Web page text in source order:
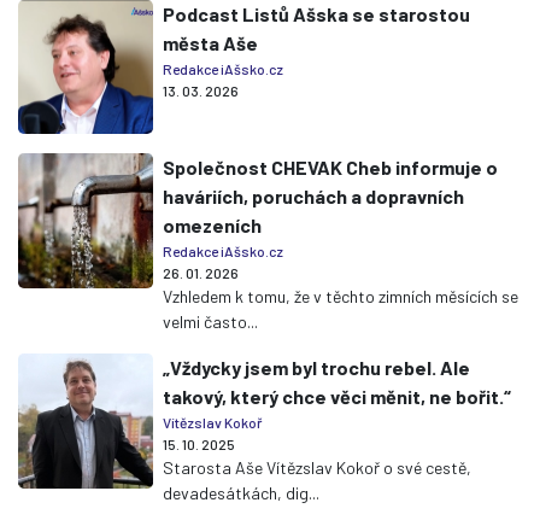
Podcast Listů Ašska se starostou
města Aše
Redakce iAšsko.cz
13. 03. 2026
Společnost CHEVAK Cheb informuje o
haváriích, poruchách a dopravních
omezeních
Redakce iAšsko.cz
26. 01. 2026
Vzhledem k tomu, že v těchto zimních měsících se
velmi často...
„Vždycky jsem byl trochu rebel. Ale
takový, který chce věci měnit, ne bořit.“
Vítězslav Kokoř
15. 10. 2025
Starosta Aše Vítězslav Kokoř o své cestě,
devadesátkách, dig...